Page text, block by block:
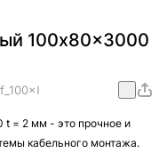
100x80x3000
= 2 мм - это прочное и
кабельного монтажа.